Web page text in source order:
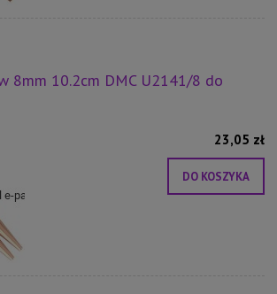
8mm 10.2cm DMC U2141/8 do
23,05 zł
DO KOSZYKA